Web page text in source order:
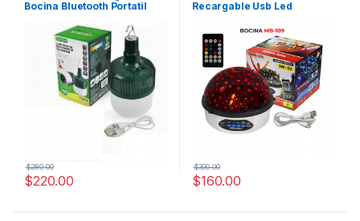
Bocina Bluetooth Portatil
$220.00
$280.00
Recargable Usb Led
$160.00
$300.00